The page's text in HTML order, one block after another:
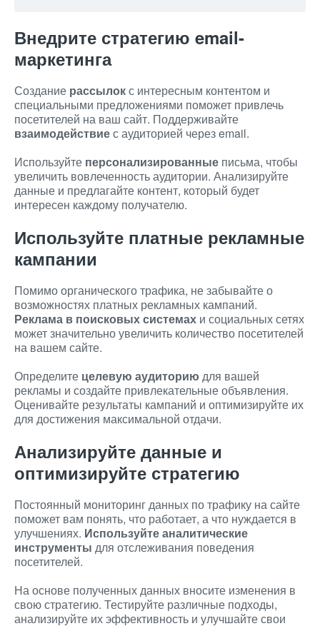
Внедрите стратегию email-
маркетинга
Создание рассылокс интересным контентом и
специальными предложениями поможет привлечь
посетителей на ваш сайт. Поддерживайте
взаимодействиес аудиторией через email.
Используйте персонализированные письма, чтобы
увеличить вовлеченность аудитории. Анализируйте
данные и предлагайте контент, который будет
интересен каждому получателю.
Используйте платные рекламные
кампании
Помимо органического трафика, не забывайте о
возможностях платных рекламных кампаний.
Реклама в поисковых системах и социальных сетях
может значительно увеличить количество посетителей
на вашем сайте.
Определите целевую аудиторию для вашей
рекламы и создайте привлекательные объявления.
Оценивайте результаты кампаний и оптимизируйте их
для достижения максимальной отдачи.
Анализируйте данные и
оптимизируйте стратегию
Постоянный мониторинг данных по трафику на сайте
поможет вам понять, что работает, а что нуждается в
улучшениях. Используйте аналитические
инструменты для отслеживания поведения
посетителей.
На основе полученных данных вносите изменения в
свою стратегию. Тестируйте различные подходы,
анализируйте их эффективность и улучшайте свои